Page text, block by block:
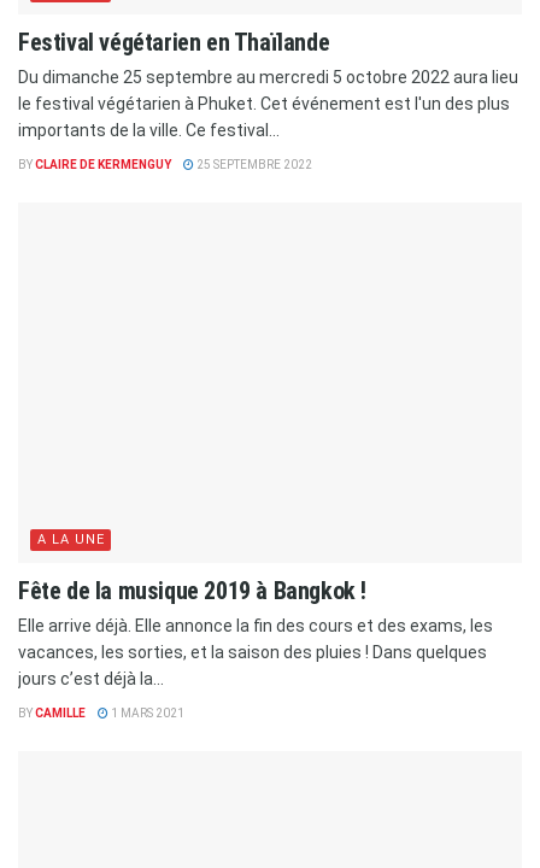
Festival végétarien en Thaïlande
Du dimanche 25 septembre au mercredi 5 octobre 2022 aura lieu
le festival végétarien à Phuket. Cet événement est l'un des plus
importants de la ville. Ce festival...
BYCLAIRE DE KERMENGUY 25 SEPTEMBRE 2022
A LA UNE
Fête de la musique 2019 à Bangkok !
Elle arrive déjà. Elle annonce la fin des cours et des exams, les
vacances, les sorties, et la saison des pluies ! Dans quelques
jours c’est déjà la...
BYCAMILLE 1 MARS 2021